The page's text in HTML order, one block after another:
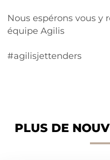
Nous espérons vous y
équipe Agilis
#agilisjettenders
PLUS DE